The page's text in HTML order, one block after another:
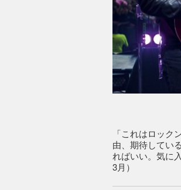
「これはロッ
由、期待してい
ればいい。気に
3月）